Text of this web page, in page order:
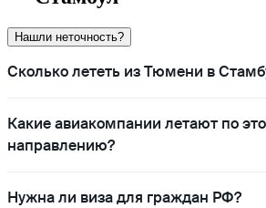
Нашли неточность?
Сколько лететь из Тюмени в
Какие авиакомпании летают по
направлению?
Нужна ли виза для граждан РФ?